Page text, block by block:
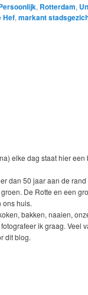
, Rotterdam,
Hef,markant
elke dag staat hier
dan 50 jaar aan de
De Rotte en een
ons huis.
bakken, naaien,
ik graag. Veel
dit blog.